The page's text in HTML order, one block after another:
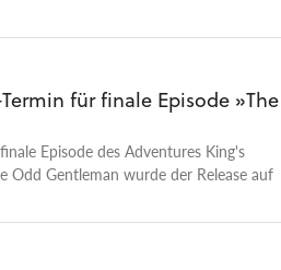
für finale Episode »The
Episode des Adventures King's
Odd Gentleman wurde der Release auf